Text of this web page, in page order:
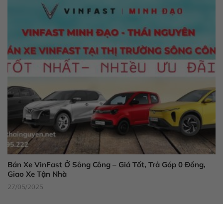
Bán Xe VinFast Ở Sông Công – Giá Tốt, Trả Góp 0 Đồng,
Giao Xe Tận Nhà
27/05/2025